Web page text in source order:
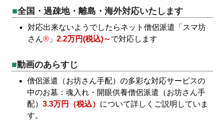
全国・過疎地・離島・海外対応いたします
対応出来ないようでしたらネット僧侶派遣「スマ坊
さん®」 2.2万円(税込)～で対応します
動画のあらすじ
僧侶派遣（お坊さん手配）の多彩な対応サービスの
中のお墓：魂入れ・開眼供養僧侶派遣（お坊さん手
配）3.3万円（税込） について詳しくご説明していま
す。